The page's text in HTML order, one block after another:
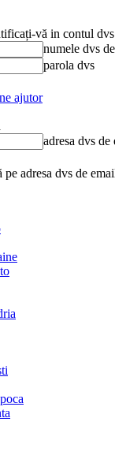
vă in contul dvs
numele dvs
parola dvs
ajutor
adresa dvs de
adresa dvs de